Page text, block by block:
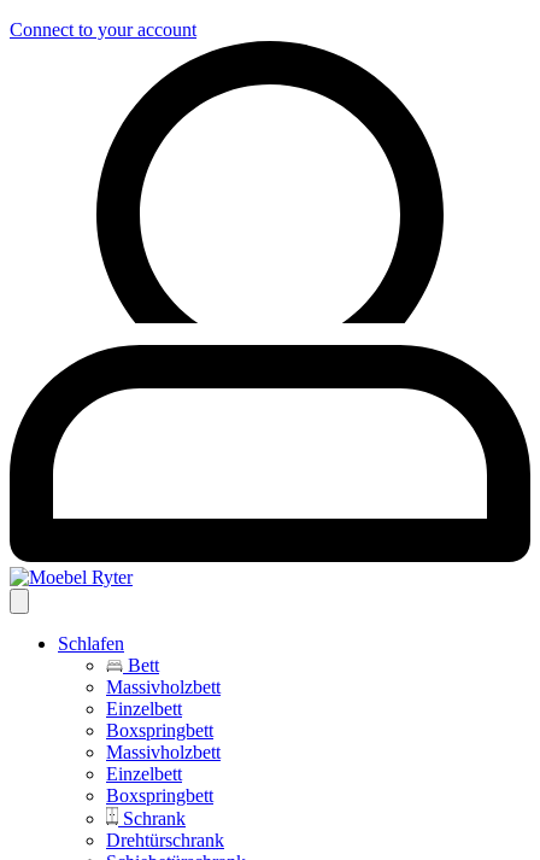
Connect to your account
Schlafen
Bett
Massivholzbett
Einzelbett
Boxspringbett
Massivholzbett
Einzelbett
Boxspringbett
Schrank
Drehtürschrank